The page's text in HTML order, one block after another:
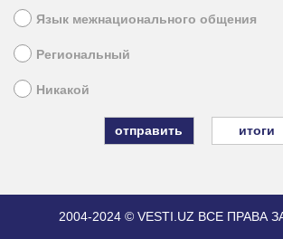
Язык межнационального общения
Региональный
Никакой
итоги
2004-2024 © VESTI.UZ ВСЕ ПРАВА